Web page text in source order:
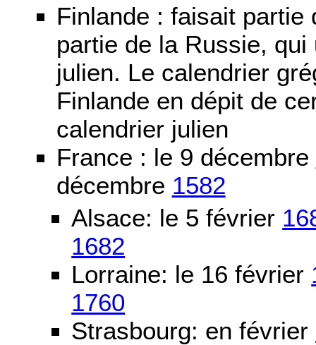
Finlande : faisait partie
partie de la Russie,
julien. Le calendrier
Finlande en dépit de
calendrier julien
France : le 9 décembre
décembre 1582
Alsace: le 5 février
1682
Lorraine: le 16 février
1760
Strasbourg: en février